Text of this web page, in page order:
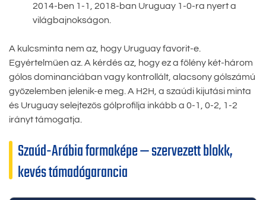
2014-ben 1-1, 2018-ban Uruguay 1-0-ra nyert a
világbajnokságon.
A kulcsminta nem az, hogy Uruguay favorit-e.
Egyértelműen az. A kérdés az, hogy ez a fölény két-három
gólos dominanciában vagy kontrollált, alacsony gólszámú
győzelemben jelenik-e meg. A H2H, a szaúdi kijutási minta
és Uruguay selejtezős gólprofilja inkább a 0-1, 0-2, 1-2
irányt támogatja.
Szaúd-Arábia formaképe — szervezett blokk,
kevés támadógarancia